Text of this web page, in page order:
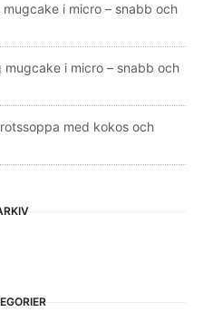
mugcake i micro – snabb och
mugcake i micro – snabb och
med kokos och